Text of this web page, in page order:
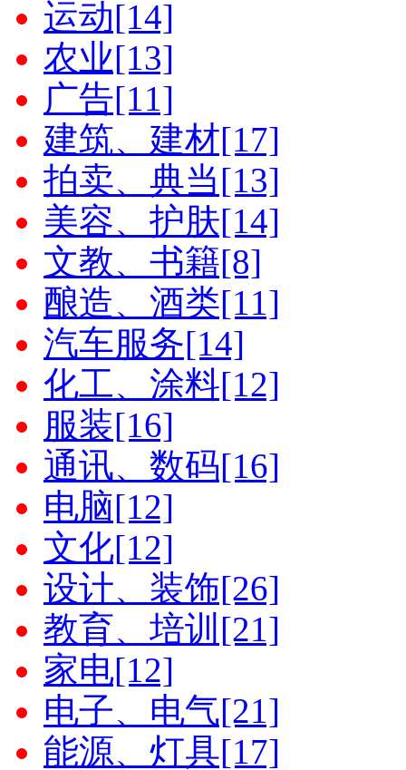
运动[14]
农业[13]
广告[11]
建筑、建材[17]
拍卖、典当[13]
美容、护肤[14]
文教、书籍[8]
酿造、酒类[11]
汽车服务[14]
化工、涂料[12]
服装[16]
通讯、数码[16]
电脑[12]
文化[12]
设计、装饰[26]
教育、培训[21]
家电[12]
电子、电气[21]
能源、灯具[17]